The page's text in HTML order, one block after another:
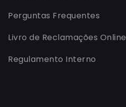
Perguntas Frequentes
Livro de Reclamações Online
Regulamento Interno